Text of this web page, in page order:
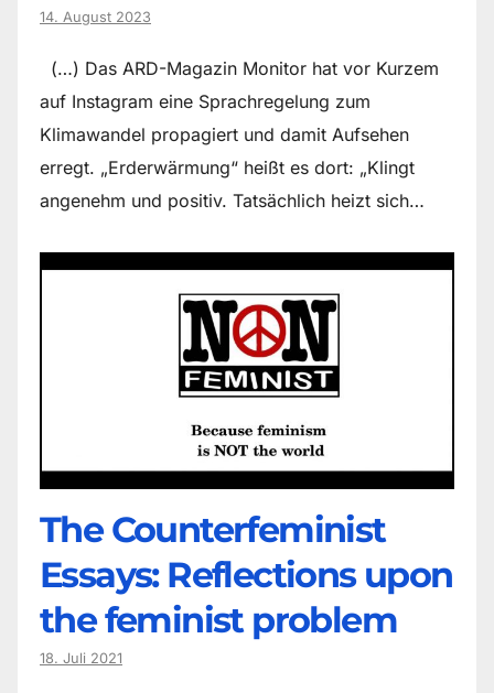
14. August 2023
(…) Das ARD-Magazin Monitor hat vor Kurzem
auf Instagram eine Sprachregelung zum
Klimawandel propagiert und damit Aufsehen
erregt. „Erderwärmung“ heißt es dort: „Klingt
angenehm und positiv. Tatsächlich heizt sich…
The Counter­feminist
Essays: Reflections upon
the feminist problem
18. Juli 2021